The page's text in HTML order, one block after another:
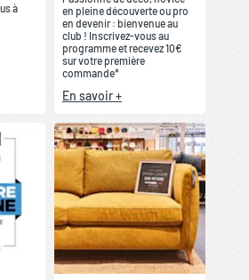
à
en pleine découverte ou pro
en devenir : bienvenue au
club ! Inscrivez-vous au
programme et recevez 10€
sur votre première
commande*
En savoir +